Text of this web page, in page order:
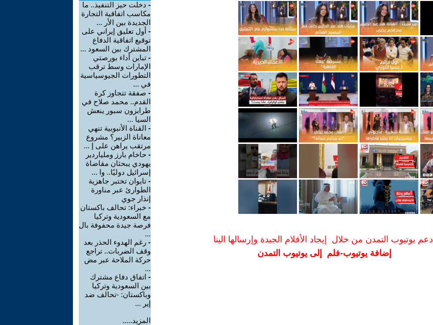
ادعم يوتيوب التمدن من خلال إيجاد الأفلام الجيدة وإرسالها الينا
إضافة يوتيوب-فلم إلى يوتيوب التمدن
- دخلت حيز التنفيذ.. ما
مكاسب اتفاقية التجارة
الجديدة بين الأر ...
- أول تعليق إيراني على
توقيع اتفاقية الدفاع
المشترك بين السعود ...
- تباين أداء بورصتي
الإمارات وسط ترقب
التطورات الجيوسياسية
في ...
- صفقة تتجاوز كرة
القدم.. محمد صلاح في
طرابزون سبور ينعش
السيا ...
- القناة الأنبوبية تنهي
معاناة الزبير؟ مشروع
مرتقب يراهن على إ ...
- حاخام بارز وملياردير
يهودي يبحثان مقاضاة
إسرائيل دوليًا.. وا ...
- تايوان تختبر جاهزية
الطوارئ عبر مناورة
إنذار جوي
- خبراء: تحالف باكستان
مع السعودية وتركيا
فرصة جيدة محفوفة بال
...
- رغم الهدوء الحذر بعد
وقف الضربات.. تراجع
حركة الملاحة عبر مض
...
- اتفاق دفاع مشترك
بين السعودية وتركيا
وباكستان: -تحالف ضد
إير ...
المزيد.....